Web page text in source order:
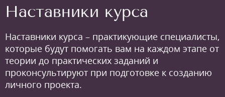
Наставники курса
Наставники курса – практикующие специалисты,
которые будут помогать вам на каждом этапе от
теории до практических заданий и
проконсультируют при подготовке к созданию
личного проекта.